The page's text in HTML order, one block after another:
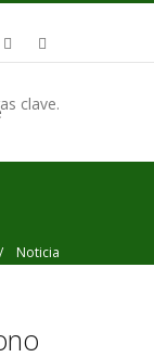
clave.
Noticia